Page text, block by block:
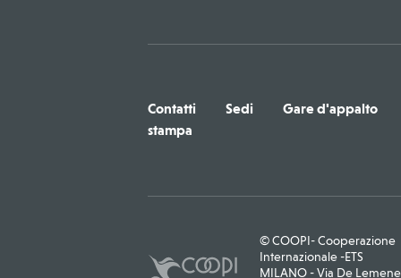
Contatti Sedi Gare d'appalto
stampa
© COOPI- Cooperazione
Internazionale -ETS
MILANO - Via De